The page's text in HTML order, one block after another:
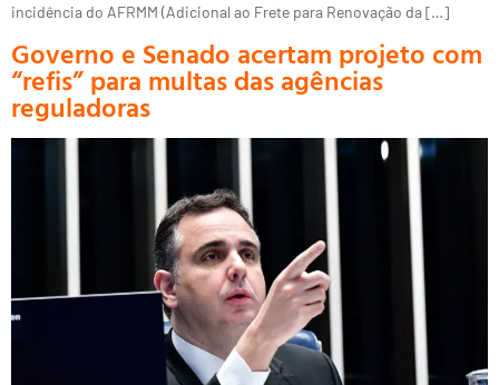
incidência do AFRMM (Adicional ao Frete para Renovação da […]
Governo e Senado acertam projeto com
“refis” para multas das agências
reguladoras